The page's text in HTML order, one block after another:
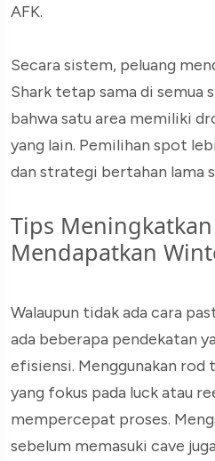
AFK.
Secara sistem, peluang
Shark tetap sama di semua
bahwa satu area memiliki
yang lain. Pemilihan spot
dan strategi bertahan lama
Tips
Mendapatkan
Walaupun tidak ada cara
ada beberapa pendekatan
efisiensi. Menggunakan rod
yang fokus pada luck atau
mempercepat proses.
sebelum memasuki cave